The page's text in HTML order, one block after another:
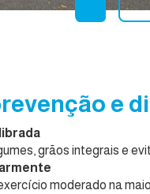
e
grãos integrais e
moderado na